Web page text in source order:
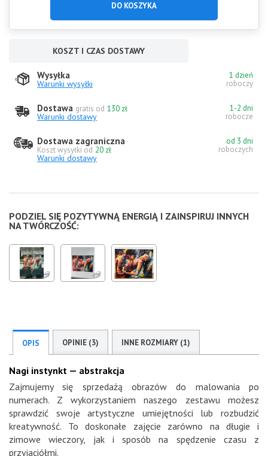
DO KOSZYKA
KOSZT I CZAS DOSTAWY
Wysyłka
Warunki wysyłki
1 dzień
roboczy
Dostawa gratis od 130 zł
Warunki dostawy
1-2 dni
robocze
Dostawa zagraniczna
Koszt wysyłki od 20 zł
Warunki dostawy
od 3 dni
roboczych
PODZIEL SIĘ POZYTYWNĄ ENERGIĄ I ZAINSPIRUJ INNYCH
NA TWÓRCZOŚĆ:
OPIS OPINIE (3) INNE ROZMIARY (1)
Nagi instynkt — abstrakcja
Zajmujemy się sprzedażą obrazów do malowania po
numerach. Z wykorzystaniem naszego zestawu możesz
sprawdzić swoje artystyczne umiejętności lub rozbudzić
kreatywność. To doskonałe zajęcie zarówno na długie i
zimowe wieczory, jak i sposób na spędzenie czasu z
przyjaciółmi.